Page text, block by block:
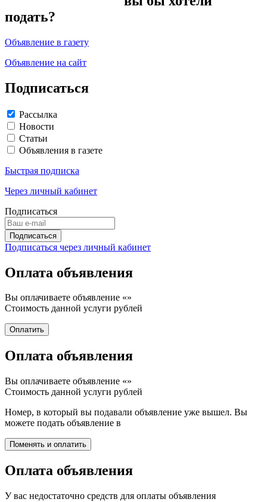
подать?
Объявление в газету
Объявление на сайт
Подписаться
Рассылка
Новости
Статьи
Объявления в газете
Быстрая подписка
Через личный кабинет
Подписаться
Подписаться через личный кабинет
Оплата объявления
Вы оплачиваете объявление «»
Стоимость данной услуги рублей
Оплата объявления
Вы оплачиваете объявление «»
Стоимость данной услуги рублей
Номер, в который вы подавали объявление уже вышел. Вы
можете подать объявление в
Оплата объявления
У вас недостаточно средств для оплаты объявления